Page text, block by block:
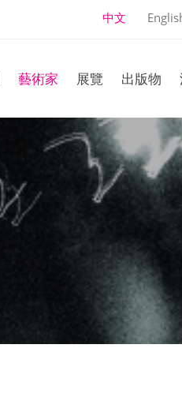
中文
藝術家 展覽 出版物